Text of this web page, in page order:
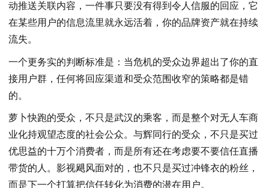
动推送关联内容，一件事只要没有得到令人信服的回应，它
在某些用户的信息流里就永远活着，你的品牌资产就在持续
流失。
一个更务实的判断标准是：当危机的受众边界超出了你的直
接用户群，任何将回应渠道和受众范围收窄的策略都是错
的。
萝卜快跑的受众，不只是武汉的乘客，而是整个对无人车商
业化持观望态度的社会公众。与辉同行的受众，不只是买过
优思益的十万个消费者，而是所有还在考虑要不要信任直播
带货的人。影视飓风面对的，也不只是买过冲锋衣的粉丝，
而是下一个打算把信任转化为消费的潜在用户。